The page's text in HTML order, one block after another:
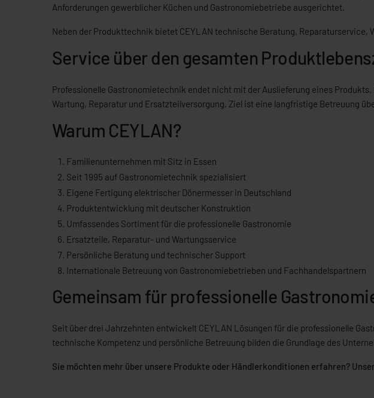
Anforderungen gewerblicher Küchen und Gastronomiebetriebe ausgerichtet.
Neben der Produkttechnik bietet CEYLAN technische Beratung,
Service über den gesamten
Professionelle Gastronomietechnik endet nicht mit der Auslieferung eines
Wartung, Reparatur und Ersatzteilversorgung. Ziel ist eine langfristige Betreuung
Warum CEYLAN?
Familienunternehmen mit Sitz in Essen
Seit 1995 auf Gastronomietechnik spezialisiert
Eigene Fertigung elektrischer Dönermesser in Deutschland
Produktentwicklung mit deutscher Konstruktion
Umfassendes Sortiment für die professionelle Gastronomie
Ersatzteile, Reparatur- und Wartungsservice
Persönliche Beratung und technischer Support
Internationale Betreuung von Gastronomiebetrieben und Fachhandelspartnern
Gemeinsam für professionelle
Seit über drei Jahrzehnten entwickelt CEYLAN Lösungen für die professionelle
technische Kompetenz und persönliche Betreuung bilden die Grundlage des
Sie möchten mehr über unsere Produkte oder Händlerkonditionen erfahren?